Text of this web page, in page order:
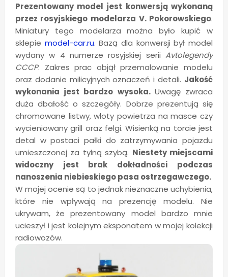
Prezentowany model jest konwersją wykonaną
przez rosyjskiego modelarza V. Pokorowskiego.
Miniatury tego modelarza można było kupić w
sklepie model-car.ru. Bazą dla konwersji był model
wydany w 4 numerze rosyjskiej seriiAvtolegendy
CCCP. Zakres prac objął przemalowanie modelu
oraz dodanie milicyjnych oznaczeń i detali. Jakość
wykonania jest bardzo wysoka. Uwagę zwraca
duża dbałość o szczegóły. Dobrze prezentują się
chromowane listwy, wloty powietrza na masce czy
wycieniowany grill oraz felgi. Wisienką na torcie jest
detal w postaci pałki do zatrzymywania pojazdu
umieszczonej za tylną szybą. Niestety miejscami
widoczny jest brak dokładności podczas
nanoszenia niebieskiego pasa ostrzegawczego.
W mojej ocenie są to jednak nieznaczne uchybienia,
które nie wpływają na prezencję modelu. Nie
ukrywam, że prezentowany model bardzo mnie
ucieszył i jest kolejnym eksponatem w mojej kolekcji
radiowozów.